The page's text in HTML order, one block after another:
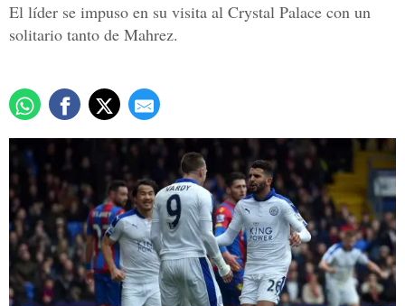
El líder se impuso en su visita al Crystal Palace con un
solitario tanto de Mahrez.